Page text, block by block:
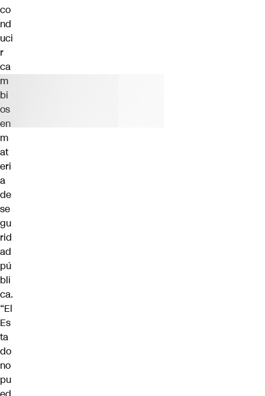
co
nd
uci
r
ca
m
bi
os
en
m
at
eri
a
de
se
gu
rid
ad
pú
bli
ca.
“El
Es
ta
do
no
pu